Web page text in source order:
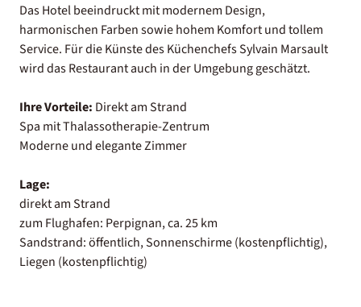
Das Hotel beeindruckt mit modernem Design,
harmonischen Farben sowie hohem Komfort und tollem
Service. Für die Künste des Küchenchefs Sylvain Marsault
wird das Restaurant auch in der Umgebung geschätzt.
Ihre Vorteile: Direkt am Strand
Spa mit Thalassotherapie-Zentrum
Moderne und elegante Zimmer
Lage:
direkt am Strand
zum Flughafen: Perpignan, ca. 25 km
Sandstrand: öffentlich, Sonnenschirme (kostenpflichtig),
Liegen (kostenpflichtig)